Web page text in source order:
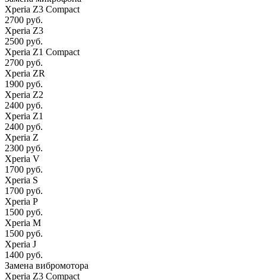
Xperia Z3 Compact
2700 руб.
Xperia Z3
2500 руб.
Xperia Z1 Compact
2700 руб.
Xperia ZR
1900 руб.
Xperia Z2
2400 руб.
Xperia Z1
2400 руб.
Xperia Z
2300 руб.
Xperia V
1700 руб.
Xperia S
1700 руб.
Xperia P
1500 руб.
Xperia M
1500 руб.
Xperia J
1400 руб.
Замена вибромотора
Xperia Z3 Compact